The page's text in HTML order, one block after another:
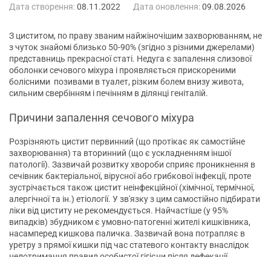
Дата створення:08.11.2022 Дата оновлення:09.08.2026
З циститом, по праву званим найжіночішим захворюванням, не
з чуток знайомі близько 50-90% (згідно з різними джерелами)
представниць прекрасної статі. Недуга є запалення слизової
оболонки сечового міхура і проявляється прискореними
болісними позивами в туалет, різким болем внизу живота,
сильним свербінням і печінням в ділянці геніталій.
Причини запалення сечового міхура
Розрізняють цистит первинний (що протікає як самостійне
захворювання) та вторинний (що є ускладненням іншої
патології). Зазвичай розвитку хвороби сприяє проникнення в
сечівник бактеріальної, вірусної або грибкової інфекції, проте
зустрічається також цистит неінфекційної (хімічної, термічної,
алергічної та ін.) етіології. У зв'язку з цим самостійно підбирати
ліки від циститу не рекомендується. Найчастіше (у 95%
випадків) збудником є ​​умовно-патогенні жителі кишківника,
насамперед кишкова паличка. Зазвичай вона потрапляє в
уретру з прямої кишки під час статевого контакту внаслідок